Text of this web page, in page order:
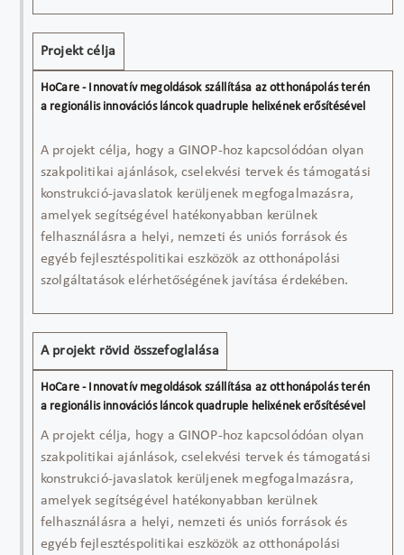
Projekt célja
A projekt célja, hogy a GINOP-hoz kapcsolódóan olyan
szakpolitikai ajánlások, cselekvési tervek és támogatási
konstrukció-javaslatok kerüljenek megfogalmazásra,
amelyek segítségével hatékonyabban kerülnek
felhasználásra a helyi, nemzeti és uniós források és
egyéb fejlesztéspolitikai eszközök az otthonápolási
szolgáltatások elérhetőségének javítása érdekében.
A projekt rövid összefoglalása
A projekt célja, hogy a GINOP-hoz kapcsolódóan olyan
szakpolitikai ajánlások, cselekvési tervek és támogatási
konstrukció-javaslatok kerüljenek megfogalmazásra,
amelyek segítségével hatékonyabban kerülnek
felhasználásra a helyi, nemzeti és uniós források és
egyéb fejlesztéspolitikai eszközök az otthonápolási